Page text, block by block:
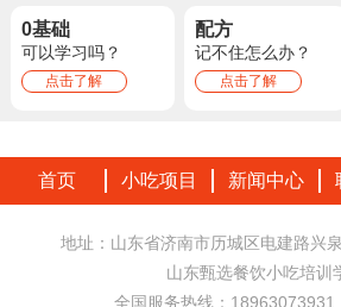
0基础
可以学习吗？
点击了解
配方
记不住怎么办？
点击了解
首页 小吃项目 新闻中心
地址：山东省济南市历城区电建路兴
山东甄选餐饮小吃培训
全国服务热线：18963073931